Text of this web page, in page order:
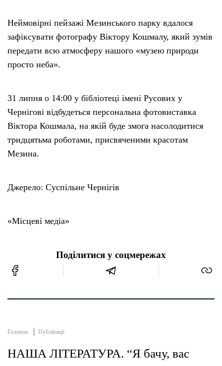
Неймовірні пейзажі Мезинського парку вдалося
зафіксувати фотографу Віктору Кошмалу, який зумів
передати всю атмосферу нашого «музею природи
просто неба».
31 липня о 14:00 у бібліотеці імені Русових у
Чернігові відбудеться персональна фотовиставка
Віктора Кошмала, на якій буде змога насолодитися
тридцятьма роботами, присвяченими красотам
Мезина.
Джерело: Суспільне Чернігів
«Місцеві медіа»
Поділитися у соцмережах
Головна Публікації
НАША ЛІТЕРАТУРА. “Я бачу, вас